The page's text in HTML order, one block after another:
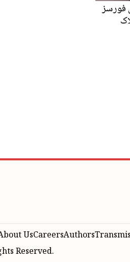
فورسز
UsCareersAuthors
Reserved.